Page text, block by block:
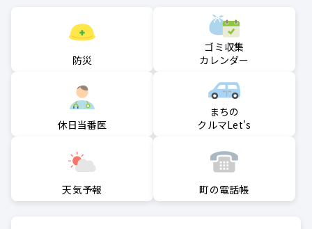
防災
ゴミ収集
カレンダー
休日当番医
まちの
クルマLet's
天気予報 町の電話帳